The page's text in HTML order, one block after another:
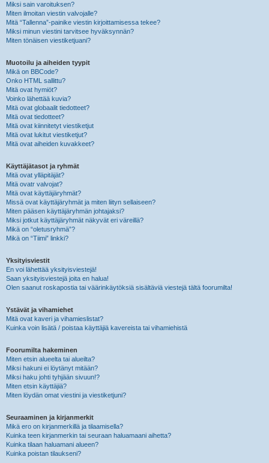
Miksi sain varoituksen?
Miten ilmoitan viestin valvojalle?
Mitä “Tallenna”-painike viestin kirjoittamisessa tekee?
Miksi minun viestini tarvitsee hyväksynnän?
Miten tönäisen viestiketjuani?
Muotoilu ja aiheiden tyypit
Mikä on BBCode?
Onko HTML sallittu?
Mitä ovat hymiöt?
Voinko lähettää kuvia?
Mitä ovat globaalit tiedotteet?
Mitä ovat tiedotteet?
Mitä ovat kiinnitetyt viestiketjut
Mitä ovat lukitut viestiketjut?
Mitä ovat aiheiden kuvakkeet?
Käyttäjätasot ja ryhmät
Mitä ovat ylläpitäjät?
Mitä ovatr valvojat?
Mitä ovat käyttäjäryhmät?
Missä ovat käyttäjäryhmät ja miten liityn sellaiseen?
Miten pääsen käyttäjäryhmän johtajaksi?
Miksi jotkut käyttäjäryhmät näkyvät eri väreillä?
Mikä on “oletusryhmä”?
Mikä on “Tiimi” linkki?
Yksityisviestit
En voi lähettää yksityisviestejä!
Saan yksityisviestejä joita en halua!
Olen saanut roskapostia tai väärinkäytöksiä sisältäviä viestejä tältä foorumilta!
Ystävät ja vihamiehet
Mitä ovat kaveri ja vihamieslistat?
Kuinka voin lisätä / poistaa käyttäjiä kavereista tai vihamiehistä
Foorumilta hakeminen
Miten etsin alueelta tai alueilta?
Miksi hakuni ei löytänyt mitään?
Miksi haku johti tyhjään sivuun!?
Miten etsin käyttäjiä?
Miten löydän omat viestini ja viestiketjuni?
Seuraaminen ja kirjanmerkit
Mikä ero on kirjanmerkillä ja tilaamisella?
Kuinka teen kirjanmerkin tai seuraan haluamaani aihetta?
Kuinka tilaan haluamani alueen?
Kuinka poistan tilaukseni?